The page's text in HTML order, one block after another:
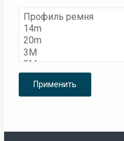
Применить